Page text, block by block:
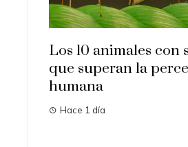
animales con sentidos
superan la percepción